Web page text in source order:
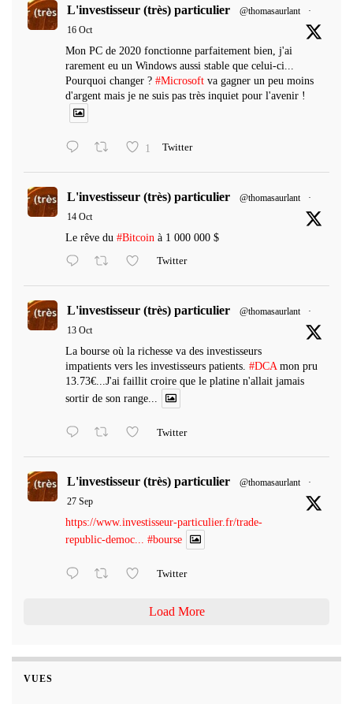
L'investisseur (très) particulier @thomasaurlant
·
16 Oct
Mon PC de 2020 fonctionne parfaitement bien, j'ai
rarement eu un Windows aussi stable que celui-ci...
Pourquoi changer ? #Microsoft va gagner un peu moins
d'argent mais je ne suis pas très inquiet pour l'avenir !
1 Twitter
L'investisseur (très) particulier @thomasaurlant
·
14 Oct
Le rêve du #Bitcoin à 1 000 000 $
Twitter
L'investisseur (très) particulier @thomasaurlant
·
13 Oct
La bourse où la richesse va des investisseurs
impatients vers les investisseurs patients. #DCA mon pru
13.73€...J'ai faillit croire que le platine n'allait jamais
sortir de son range...
Twitter
L'investisseur (très) particulier @thomasaurlant
·
27 Sep
https://www.investisseur-particulier.fr/trade-
republic-democ... #bourse
Twitter
Load More
VUES